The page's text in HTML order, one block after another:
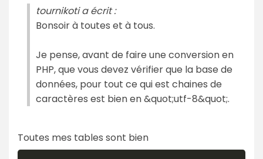
tournikoti a écrit :
Bonsoir à toutes et à tous.
Je pense, avant de faire une conversion en
PHP, que vous devez vérifier que la base de
données, pour tout ce qui est chaines de
caractères est bien en &quot;utf-8&quot;.
Toutes mes tables sont bien